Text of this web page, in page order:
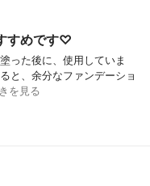
すめです♡
った後に、使用していま
と、余分なファンデーショ
を見る